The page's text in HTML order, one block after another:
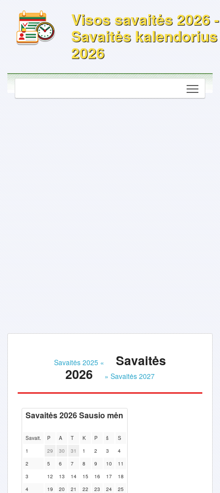
Visos savaitės 2026 -
Savaitės kalendorius
2026
Savaitės 2025 « Savaitės
2026 » Savaitės 2027
Savaitės 2026 Sausio mėn
Savait. P A T K P š
S
1
29 30 31 1 2 3
4
2
5 6 7 8 9 10
11
3
12 13 14 15 16 17
18
4
19 20 21 22 23 24
25